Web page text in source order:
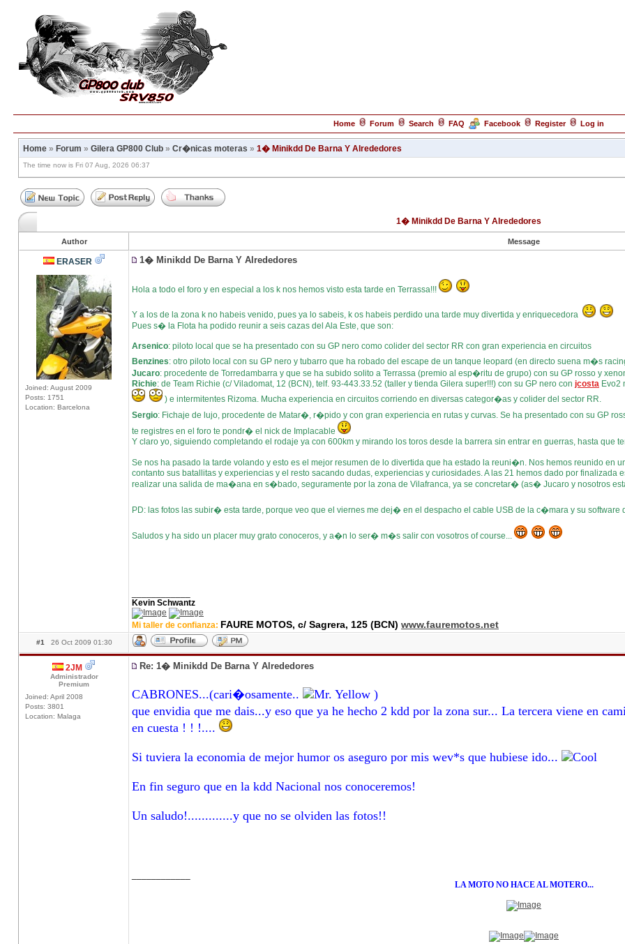
Home Forum Search FAQ Facebook Register Log in
Home » Forum » Gilera GP800 Club » Cr�nicas moteras » 1� Minikdd De Barna Y Alrededores
The time now is Fri 07 Aug, 2026 06:37
1� Minikdd De Barna Y Alrededores
Author Message
ERASER
Joined: August 2009
Posts: 1751
Location: Barcelona
1� Minikdd De Barna Y Alrededores
Hola a todo el foro y en especial a los k nos hemos visto esta tarde en Terrassa!!!
Y a los de la zona k no habeis venido, pues ya lo sabeis, k os habeis perdido una tarde muy divertida y enriquecedora
Pues s� la Flota ha podido reunir a seis cazas del Ala Este, que son:
Arsenico: piloto local que se ha presentado con su GP nero como colider del sector RR con gran experiencia en circuitos
Benzines: otro piloto local con su GP nero y tubarro que ha robado del escape de un tanque leopard (en directo suena m�s
Jucaro: procedente de Torredambarra y que se ha subido solito a Terrassa (premio al esp�ritu de grupo) con su GP rosso y
Richie: de Team Richie (c/ Viladomat, 12 (BCN), telf. 93-443.33.52 (taller y tienda Gilera super!!!) con su GP nero con jcosta Evo2
) e intermitentes Rizoma. Mucha experiencia en circuitos corriendo en diversas categor�as y colider del sector RR.
Sergio: Fichaje de lujo, procedente de Matar�, r�pido y con gran experiencia en rutas y curvas. Se ha presentado con su GP
te registres en el foro te pondr� el nick de Implacable
Y claro yo, siguiendo completando el rodaje ya con 600km y mirando los toros desde la barrera sin entrar en guerras, hasta que
Se nos ha pasado la tarde volando y esto es el mejor resumen de lo divertida que ha estado la reuni�n. Nos hemos reunido en
contanto sus batallitas y experiencias y el resto sacando dudas, experiencias y curiosidades. A las 21 hemos dado por finalizada
realizar una salida de ma�ana en s�bado, seguramente por la zona de Vilafranca, ya se concretar� (as� Jucaro y nosotros
PD: las fotos las subir� esta tarde, porque veo que el viernes me dej� en el despacho el cable USB de la c�mara y su software
Saludos y ha sido un placer muy grato conoceros, y a�n lo ser� m�s salir con vosotros of course...
Kevin Schwantz
Mi taller de confianza: FAURE MOTOS, c/ Sagrera, 125 (BCN) www.fauremotos.net
#1 26 Oct 2009 01:30
2JM
Administrador
Premium
Joined: April 2008
Posts: 3801
Location: Malaga
Re: 1� Minikdd De Barna Y Alrededores
CABRONES...(cari�osamente..
)
que envidia que me dais...y eso que ya he hecho 2 kdd por la zona sur... La tercera viene en
en cuesta ! ! !....
Si tuviera la economia de mejor humor os aseguro por mis wev*s que hubiese ido...
En fin seguro que en la kdd Nacional nos conoceremos!
Un saludo!.............y que no se olviden las fotos!!
LA MOTO NO HACE AL MOTERO...